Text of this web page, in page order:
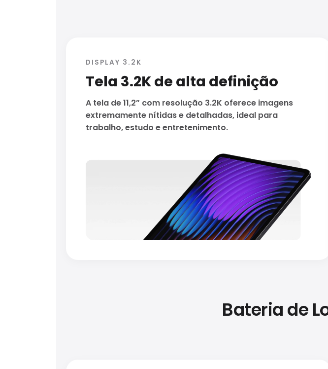
DISPLAY 3.2K
Tela 3.2K de alta definição
A tela de 11,2” com resolução 3.2K oferece imagens
extremamente nítidas e detalhadas, ideal para
trabalho, estudo e entretenimento.
Bateria de